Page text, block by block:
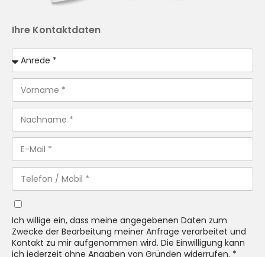
Ihre Kontaktdaten
Ich willige ein, dass meine angegebenen Daten zum
Zwecke der Bearbeitung meiner Anfrage verarbeitet und
Kontakt zu mir aufgenommen wird. Die Einwilligung kann
ich jederzeit ohne Angaben von Gründen widerrufen. *